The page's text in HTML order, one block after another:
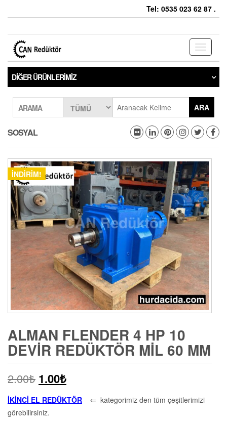
Tel: 0535 023 62 87 .
Toggle
DIĞER ÜRÜNLERIMIZ
ARAMA ARA
SOSYAL
İNDIRIM!
ALMAN FLENDER 4 HP 10
DEVIR REDÜKTÖR MIL 60 MM
2.00₺ 1.00₺
İKİNCİ EL REDÜKTÖR ⇐ kategorimiz den tüm çeşitlerimizi
görebilirsiniz.